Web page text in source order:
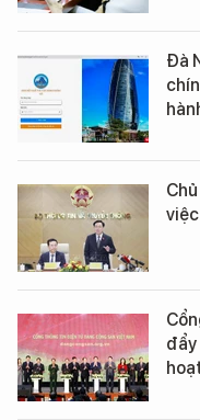
Đà
đẩy